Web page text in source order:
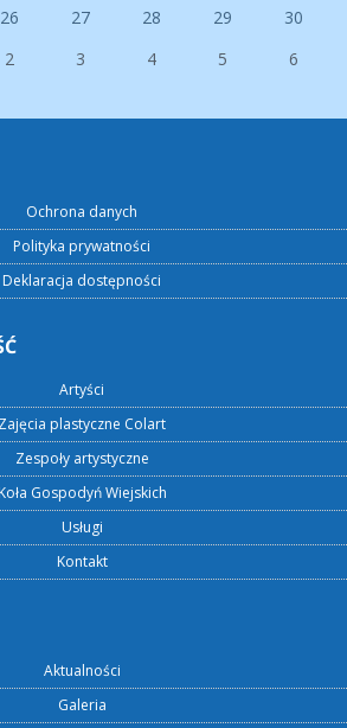
26 27 28 29
30
2 3 4 5 6
Ochrona danych
Polityka prywatności
Deklaracja dostępności
Artyści
Zajęcia plastyczne Colart
Zespoły artystyczne
Koła Gospodyń Wiejskich
Usługi
Kontakt
Aktualności
Galeria